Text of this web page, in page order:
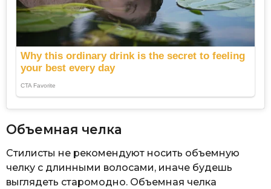
Объемная челка
Стилисты не рекомендуют носить объемную
челку с длинными волосами, иначе будешь
выглядеть старомодно. Объемная челка